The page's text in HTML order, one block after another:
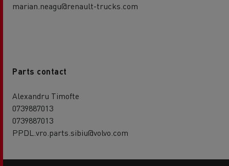
marian.neagu@renault-trucks.com
Parts contact
Alexandru Timofte
0739887013
0739887013
PPDL.vro.parts.sibiu@volvo.com